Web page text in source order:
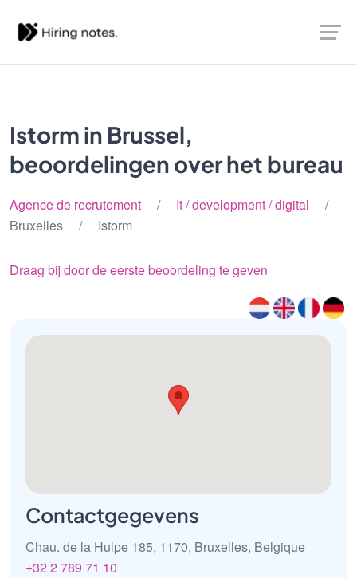
Istorm in Brussel,
beoordelingen over het bureau
Agence de recrutement / It / development / digital /
Bruxelles / Istorm
Draag bij door de eerste beoordeling te geven
Contactgegevens
Chau. de la Hulpe 185, 1170, Bruxelles, Belgique
+32 2 789 71 10